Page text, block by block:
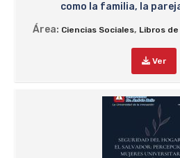
como la familia, la
Área: Ciencias Sociales, Libros
Ver